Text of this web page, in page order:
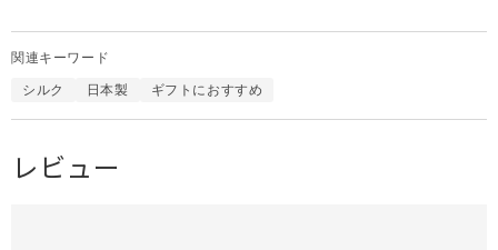
関連キーワード
シルク 日本製 ギフトにおすすめ
レビュー